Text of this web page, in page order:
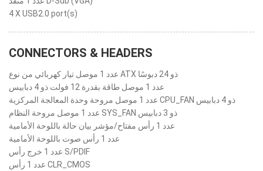
4 X USB2.0 port(s)
CONNECTORS & HEADERS
عدد 1 موصل تيار كهربائي من نوع ATX ذو 24 دبوسًا
عدد 1 موصل طاقة بقدرة 12 فولت ذو 4 دبابيس
عدد 1 موصل مروحة وحدة المعالجة المركزية CPU_FAN ذو 4 دبابيس
عدد 1 موصل مروحة النظام SYS_FAN ذو 3 دبابيس
عدد 1 رأس مفتاح/مؤشر بيان حالة باللوحة الأمامية
عدد 1 رأس صوت باللوحة الأمامية
عدد 1 خرج رأس S/PDIF
عدد 1 رأس CLR_CMOS